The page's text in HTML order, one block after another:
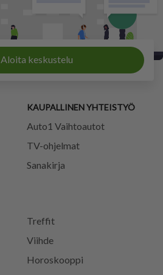
Aloita keskustelu
Treffit
Viihde
Horoskooppi
KAUPALLINEN YHTEISTYÖ
Auto1 Vaihtoautot
TV-ohjelmat
Sanakirja